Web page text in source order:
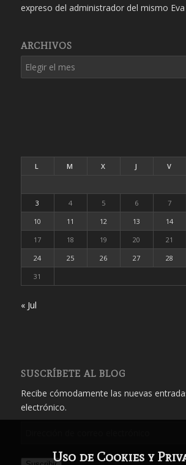
expreso del administrador del mismo
ARCHIVOS
L M X J V
3
4 5 6 7
10
11 12 13 14
17
18 19 20 21
24
25 26 27 28
31
« Jul
SUSCRÍBETE AL BLOG
Recibe cómodamente las nuevas
electrónico.
correo Uso de Cookies y